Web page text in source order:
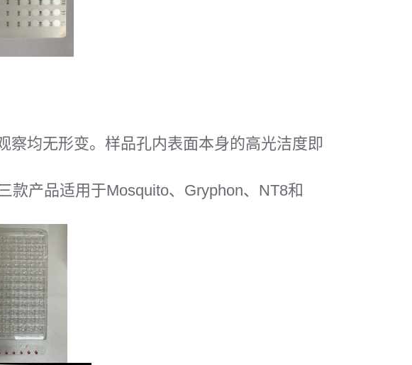
察均无形变。样品孔内表面本身的高光洁度即
款产品适用于Mosquito、Gryphon、NT8和